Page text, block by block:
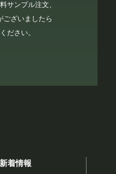
サンプル注文、
ございましたら
ださい。
新着情報